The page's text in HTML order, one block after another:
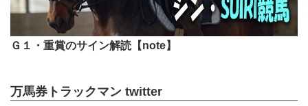
Ｇ１・重賞のサイン解読【note】
万馬券トラックマン twitter